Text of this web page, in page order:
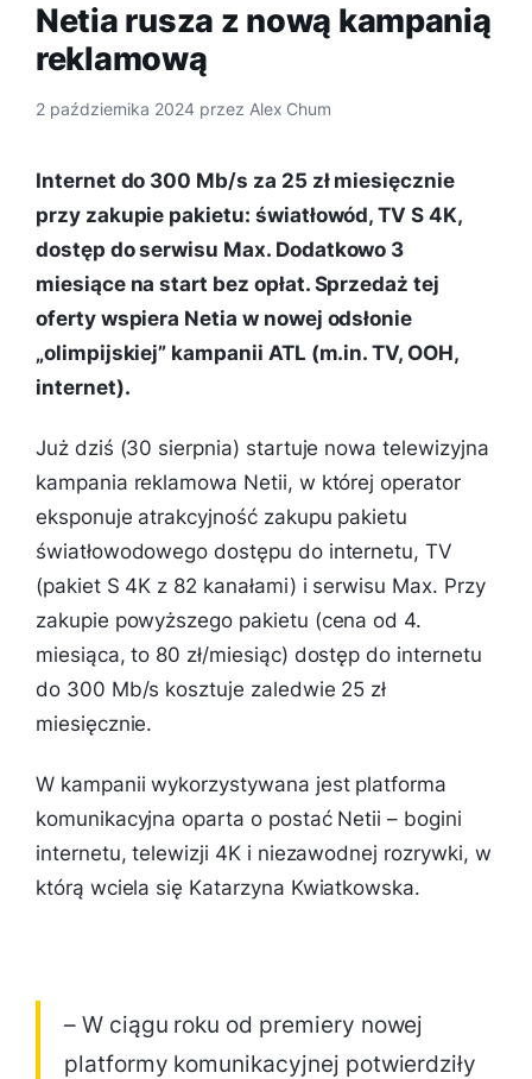
Netia rusza z nową kampanią
reklamową
2 października 2024 przez Alex Chum
Internet do 300 Mb/s za 25 zł miesięcznie
przy zakupie pakietu: światłowód, TV S 4K,
dostęp do serwisu Max. Dodatkowo 3
miesiące na start bez opłat. Sprzedaż tej
oferty wspiera Netia w nowej odsłonie
„olimpijskiej” kampanii ATL (m.in. TV, OOH,
internet).
Już dziś (30 sierpnia) startuje nowa telewizyjna
kampania reklamowa Netii, w której operator
eksponuje atrakcyjność zakupu pakietu
światłowodowego dostępu do internetu, TV
(pakiet S 4K z 82 kanałami) i serwisu Max. Przy
zakupie powyższego pakietu (cena od 4.
miesiąca, to 80 zł/miesiąc) dostęp do internetu
do 300 Mb/s kosztuje zaledwie 25 zł
miesięcznie.
W kampanii wykorzystywana jest platforma
komunikacyjna oparta o postać Netii – bogini
internetu, telewizji 4K i niezawodnej rozrywki, w
którą wciela się Katarzyna Kwiatkowska.
– W ciągu roku od premiery nowej
platformy komunikacyjnej potwierdziły